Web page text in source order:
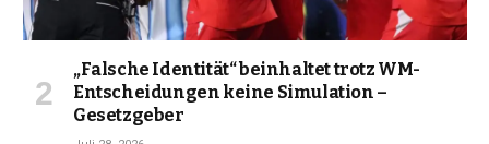
„Falsche Identität“ beinhaltet trotz WM-
Entscheidungen keine Simulation –
Gesetzgeber